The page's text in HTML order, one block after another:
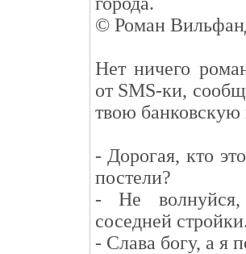
© Роман
Нет ничего
от SMS-ки,
твою банковскую
- Дорогая, кто
постели?
- Не
соседней
- Слава богу, а я